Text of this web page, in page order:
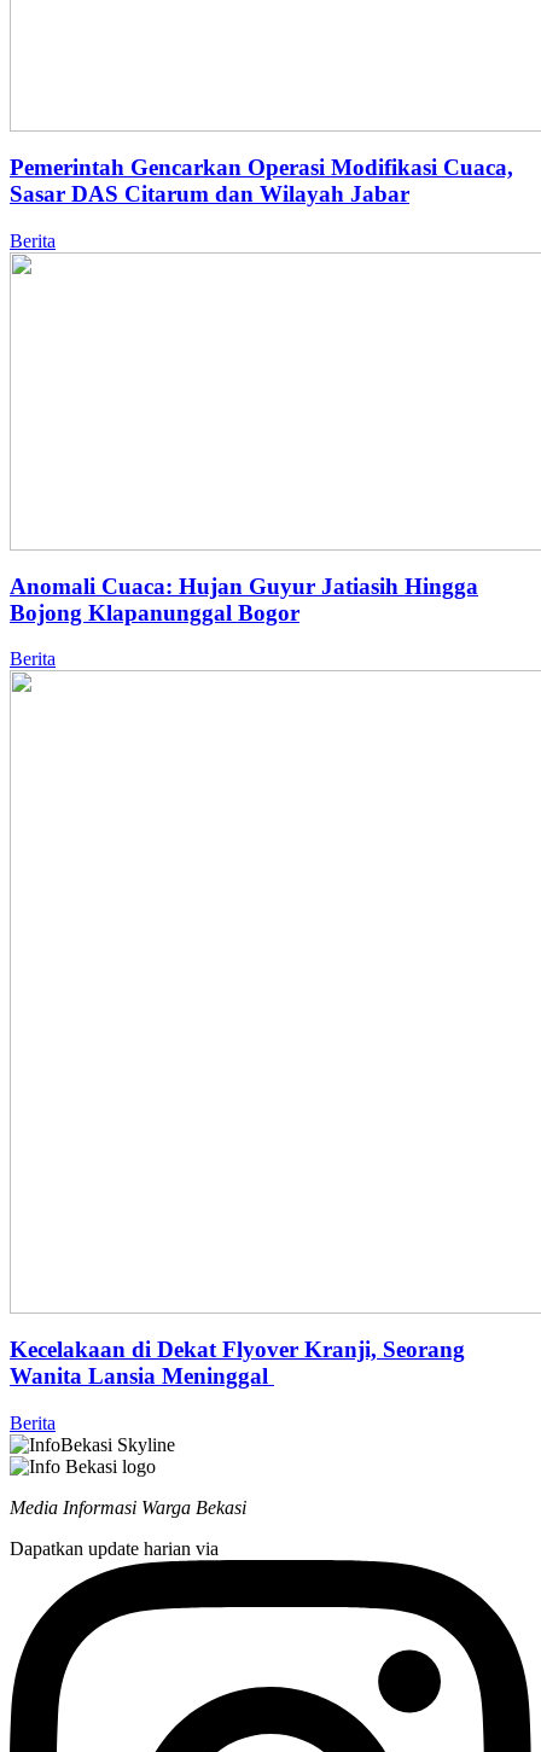
Pemerintah Gencarkan Operasi Modifikasi Cuaca,
Sasar DAS Citarum dan Wilayah Jabar
Berita
Anomali Cuaca: Hujan Guyur Jatiasih Hingga
Bojong Klapanunggal Bogor
Berita
Kecelakaan di Dekat Flyover Kranji, Seorang
Wanita Lansia Meninggal
Berita
Media Informasi Warga Bekasi
Dapatkan update harian via